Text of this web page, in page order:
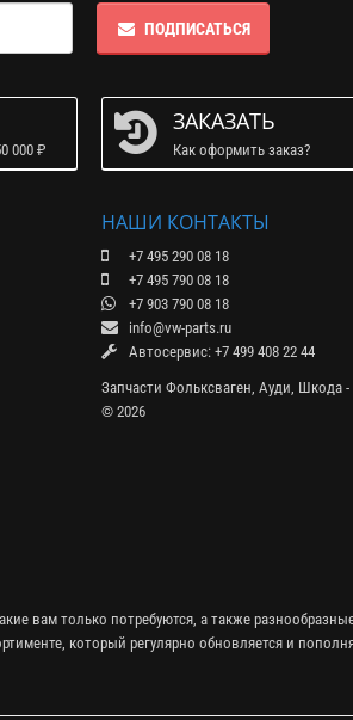
ПОДПИСАТЬСЯ
000 ₽
ЗАКАЗАТЬ
Как оформить заказ?
НАШИ КОНТАКТЫ
+7 495 290 08 18
+7 495 790 08 18
+7 903 790 08 18
info@vw-parts.ru
Автосервис: +7 499 408 22 44
Запчасти Фольксваген, Ауди, Шкода -
© 2026
вам только потребуются, а также
который регулярно обновляется и